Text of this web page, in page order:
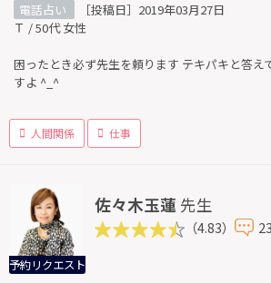
電話占い
［投稿日］2019年03月27日
Ｔ / 50代 女性
困ったとき必ず先生を頼ります テキパキと答え
すよ ^_^
人間関係 仕事
予約リクエスト
佐々木玉蓮 先生
（4.83）